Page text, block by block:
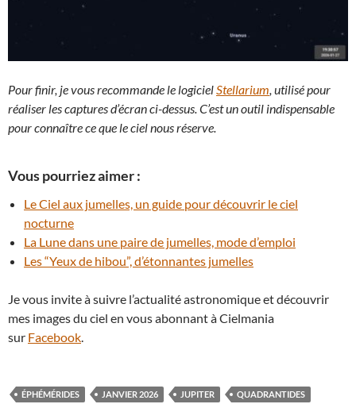
Pour finir, je vous recommande le logicielStellarium, utilisé pour
réaliser les captures d’écran ci-dessus. C’est un outil indispensable
pour connaître ce que le ciel nous réserve.
Vous pourriez aimer :
Le Ciel aux jumelles, un guide pour découvrir le ciel
nocturne
La Lune dans une paire de jumelles, mode d’emploi
Les “Yeux de hibou”, d’étonnantes jumelles
Je vous invite à suivre l’actualité astronomique et découvrir
mes images du ciel en vous abonnant à Cielmania
sur Facebook.
ÉPHÉMÉRIDES JANVIER 2026 JUPITER
QUADRANTIDES